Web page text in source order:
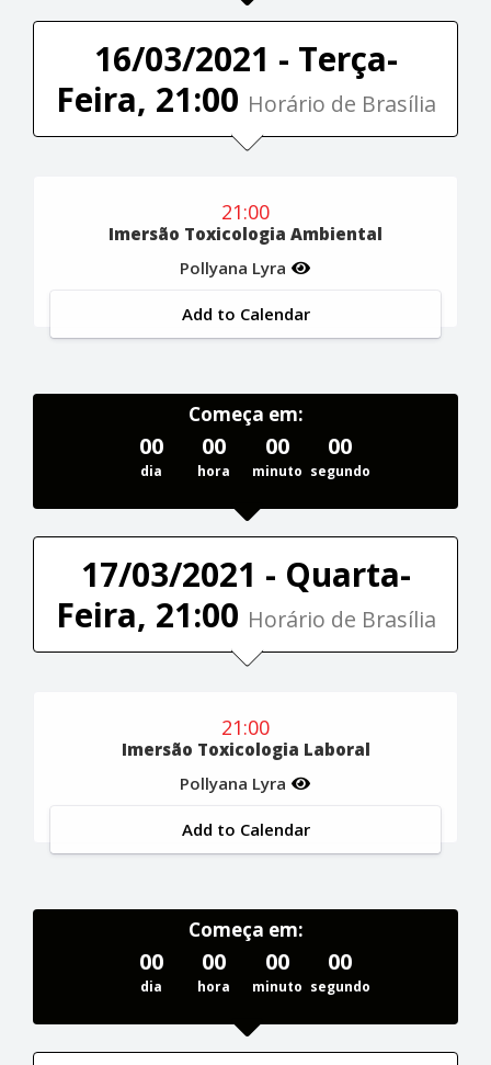
16/03/2021 - Terça-
Feira, 21:00 Horário de Brasília
21:00
Imersão Toxicologia Ambiental
Pollyana Lyra
Add to Calendar
Começa em:
00
dia
00
hora
00
minuto
00
segundo
17/03/2021 - Quarta-
Feira, 21:00 Horário de Brasília
21:00
Imersão Toxicologia Laboral
Pollyana Lyra
Add to Calendar
Começa em:
00
dia
00
hora
00
minuto
00
segundo